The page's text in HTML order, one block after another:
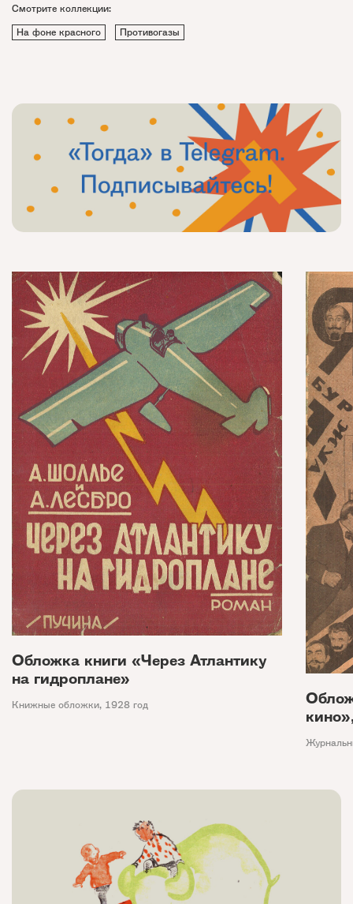
Смотрите коллекции:
На фоне красного
Противогазы
Обложка книги «Через Атлантику
на гидроплане»
Книжные обложки, 1928 год